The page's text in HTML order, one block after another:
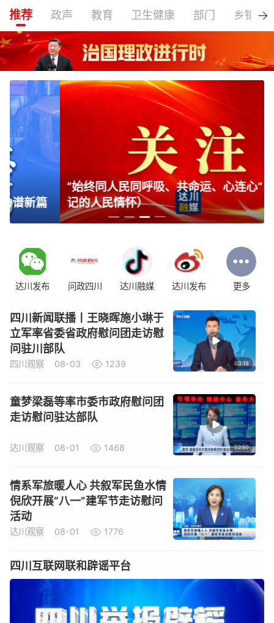
推荐 政声 教育 卫生健康 部门 乡镇
“始终同人民同呼吸、共命运、心连心”（总书
记的人民情怀）
达川发布 问政四川 达川融媒 达川发布 更多
四川新闻联播丨王晓晖施小琳于
立军率省委省政府慰问团走访慰
问驻川部队
03:19
四川观察 08-03 1239
童梦梁磊等率市委市政府慰问团
走访慰问驻达部队
02:50
达川观察 08-01 1468
情系军旅暖人心 共叙军民鱼水情
倪欣开展“八一”建军节走访慰问
活动
达川观察 08-01 1776
四川互联网联和辟谣平台